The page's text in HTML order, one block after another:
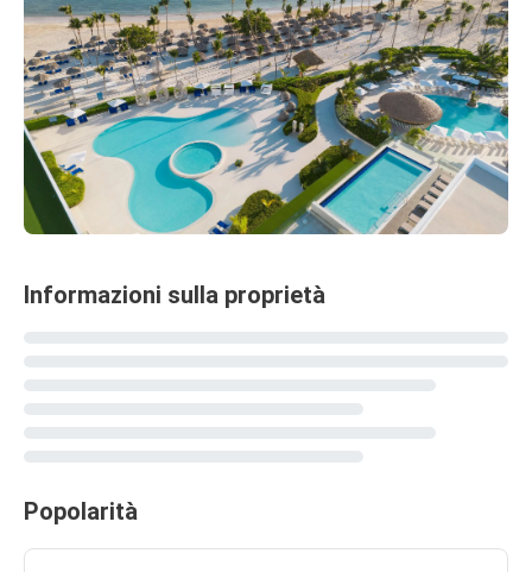
Informazioni sulla proprietà
Popolarità